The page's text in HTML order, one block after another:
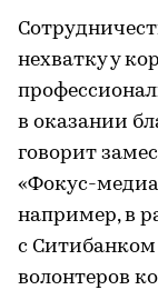
нехватку у
в оказании
говорит
«Фокус-
например, в
с
волонтеров